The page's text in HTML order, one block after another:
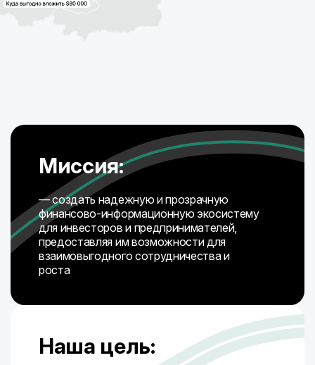
Миссия:
— создать надежную и прозрачную
финансово-информационную экосистему
для инвесторов и предпринимателей,
предоставляя им возможности для
взаимовыгодного сотрудничества и
роста
Наша цель: